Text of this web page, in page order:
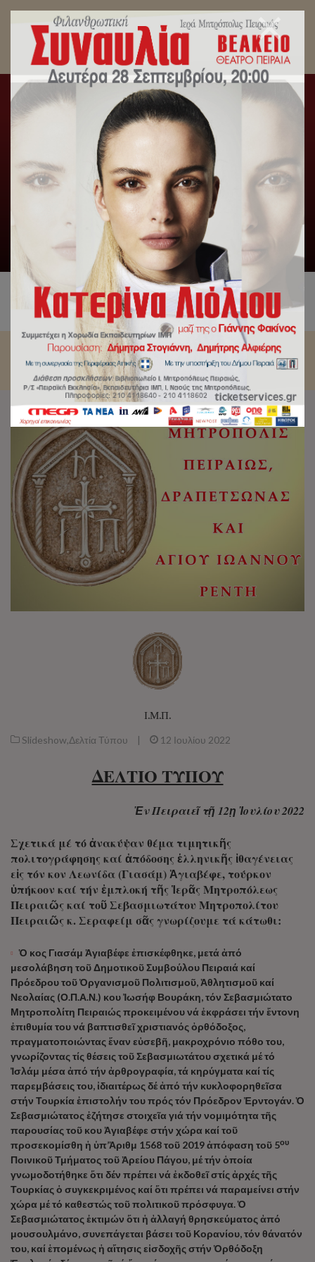
Στη Δικαιοσύνη προσέφυγε ο Σεβασμιώτατος
Μητροπολίτης Πειραιώς κ.Σεραφείμ.
Αρχική Slideshow,Δελτία Τύπου / Στη Δικαιοσύνη
προσέφυγε ο Σεβασμιώτατος Μητροπολίτης Πειραιώς
κ.Σεραφείμ.
Ι.Μ.Π.
Slideshow,Δελτία Τύπου | 12 Ιουλίου 2022
ΔΕΛΤΙΟ ΤΥΠΟΥ
Ἐν Πειραιεῖ τῇ 12ῃ Ἰουλίου 2022
Σχετικά μέ τό ἀνακύψαν θέμα τιμητικῆς
πολιτογράφησης καί ἀπόδοσης ἑλληνικῆς ἰθαγένειας
εἰς τόν κον Λεωνίδα (Γιασάμ) Ἀγιαβέφε, τούρκον
ὑπήκοον καί τήν ἐμπλοκή τῆς Ἱερᾶς Μητροπόλεως
Πειραιῶς καί τοῦ Σεβασμιωτάτου Μητροπολίτου
Πειραιῶς κ. Σεραφείμ σᾶς γνωρίζουμε τά κάτωθι:
Ὁ κος Γιασάμ Ἀγιαβέφε ἐπισκέφθηκε, μετά ἀπό
μεσολάβηση τοῦ Δημοτικοῦ Συμβούλου Πειραιά καί
Πρόεδρου τοῦ Ὀργανισμοῦ Πολιτισμοῦ, Ἀθλητισμοῦ καί
Νεολαίας (Ο.Π.Α.Ν.) κου Ἰωσήφ Βουράκη, τόν Σεβασμιώτατο
Μητροπολίτη Πειραιώς προκειμένου νά ἐκφράσει τήν ἔντονη
ἐπιθυμία του νά βαπτισθεῖ χριστιανός ὀρθόδοξος,
πραγματοποιώντας ἕναν εὐσεβῆ, μακροχρόνιο πόθο του,
γνωρίζοντας τίς θέσεις τοῦ Σεβασμιωτάτου σχετικά μέ τό
Ἰσλάμ μέσα ἀπό τήν ἀρθρογραφία, τά κηρύγματα καί τίς
παρεμβάσεις του, ἰδιαιτέρως δέ ἀπό τήν κυκλοφορηθεῖσα
στήν Τουρκία ἐπιστολήν του πρός τόν Πρόεδρον Ἐρντογάν.Ὁ
Σεβασμιώτατος ἐζήτησε στοιχεῖα γιά τήν νομιμότητα τῆς
παρουσίας τοῦ κου Ἀγιαβέφε στήν χώρα καί τοῦ
προσεκομίσθη ἡ ὑπ’Ἀριθμ 1568 τοῦ 2019 ἀπόφαση τοῦ 5ου
Ποινικοῦ Τμήματος τοῦ Ἀρείου Πάγου, μέ τήν ὁποία
γνωμοδοτήθηκε ὅτι δέν πρέπει νά ἐκδοθεῖ στίς ἀρχές τῆς
Τουρκίας ὁ συγκεκριμένος καί ὅτι πρέπει νά παραμείνει στήν
χώρα μέ τό καθεστώς τοῦ πολιτικοῦ πρόσφυγα.Ὁ
Σεβασμιώτατος ἐκτιμών ὅτι ἡ ἀλλαγή θρησκεύματος ἀπό
μουσουλμάνο, συνεπάγεται βάσει τοῦ Κορανίου, τόν θάνατόν
του, καί ἑπομένως ἡ αἴτησις εἰσδοχῆς στήν Ὀρθόδοξη